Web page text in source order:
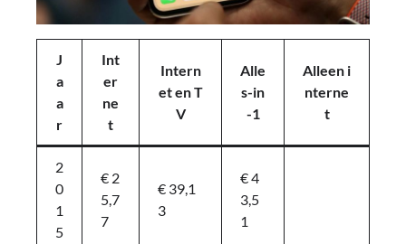
J
a
a
r
Int
er
ne
t
Intern
et en T
V
Alle
s-in
-1
Alleen i
nterne
t
2
0
1
5
€ 2
5,7
7
€ 39,1
3
€ 4
3,5
1